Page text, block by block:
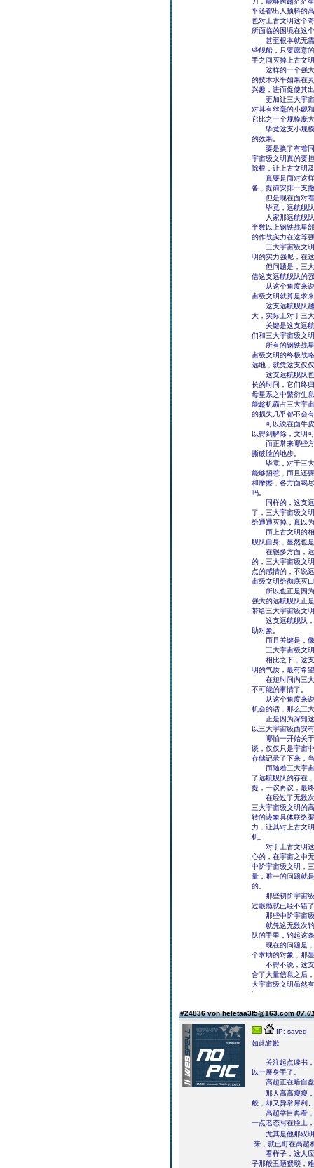
平还都出人预料的
也对上古文明这个
所面临的困境在这
甚至根本就无需
些舰船，只要愿意
手之间灭掉上古文
这样的一个强大
的技术水平如果在
兴趣，进而促使其
更加让三大宇宙
对其有丝毫的小觑
它比之一个规模庞
毕竟这支小规模
的效果。
要是换了有着同
宇宙级文明真的要
除根，让上古文明
真要是面对这样
备，提前安排一支
但是现在面对着
毕竟，远航舰队
人家那远航舰队
半数以上钢铁战星
的作战实力在这等
三大宇宙级文明
明的实力强呢，在
但问题是，三大
借这支远航舰队的
从这个角度来说
宙级文明就算是求
这支远航舰队越
大，实际上对于三
关键是这支远航
们和三大宇宙级文
所有的钢铁战星
宙级文明的终极战
远地，就凭这支仅
这支远航舰队也
长的时间，它们终
母星系之中繁衍生
能趁机霸占三大宇
的损失几乎都不会
可以说在面牛皮
以得到解除，文明
而正常来哪些方
撕破脸的地步。
毕竟，对于三大
能够招惹，而且还
和摩擦，各方面竭
吗。
同样的，这支远
了，三大宇宙级文
给通通灭掉，真以
而上古文明的相
舰队自身，显然也
在很多方面，远
的，三大宇宙级文
点的感情的，不说
宙级文明给彻底灭
所以也正是因为
强大的远航舰队正
带给三大宇宙级文
这支远航舰队，
助对象。
而且关键是，像
三大宇宙级文明
相比之下，这支
明的气质，最有希
在短时间内三大
不可能的事情了。
从这个角度来说
机会的话，那么三
正是因为深知这
以三大宇宙级西安
哪怕一开始关于
谈，仅仅只是宇宙
存储记录了下来，
而随着三大宇宙
了远航舰队的存在
提，一议再议，最
在经过了无数次
三大宇宙级文明的
转的迹象具体联络
力，让其对上古文
机。
对于上古文明这
心的，在宇宙之中
中阶宇宙级文明，
量，唯一的问题就
的。
那些初阶宇宙级
过眼瘾就已经不错
那些中阶宇宙级
就凭这无数次钓
队的手里，钓起这
现在的问题是，
个求助的对象，那
不得不说，这支
合了大量信息之后
大宇宙级文明虽然
'
#24836 von heletaa3f5@163.com
IP: saved
如此道歉
关注起点读书，
以一展身手了。
高超正在暗自盘
那人高高瘦瘦，
般，却又异常犀利
高超举目再看，
一点老态写在脸上
尤其是他那双明
来，就已盯在高超
看样子，这人应
子那般丑陋猥琐，